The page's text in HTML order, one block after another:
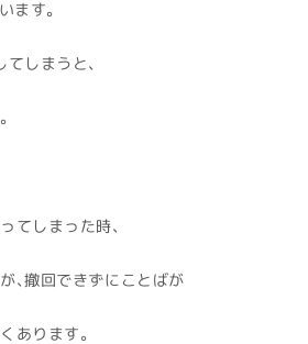
ます。
しまうと、
てしまった時、
、撤回できずにことばが
あります。